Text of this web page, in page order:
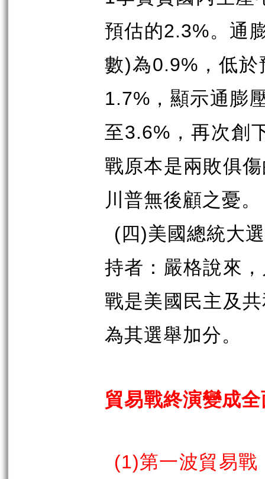
預估的2.3%。通
數)為0.9% ，低
1.7% ，顯示通膨
至3.6% ，再次創
戰原本是兩敗俱
川普無後顧之憂。
(四)美國總統大
持者：嚴格說來
戰是美國民主及
為其選舉加分。
貿易戰終演變成
(1)第一波貿易戰